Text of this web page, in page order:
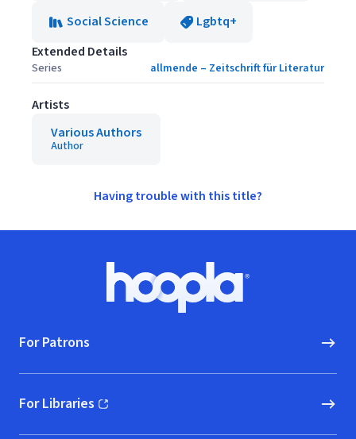
Social Science
Lgbtq+
Extended Details
Series allmende – Zeitschrift für Literatur
Artists
Various Authors
Author
Having trouble with this title?
Hoopla logo, Go to homepage
For Patrons
For Libraries
(opens in new window)